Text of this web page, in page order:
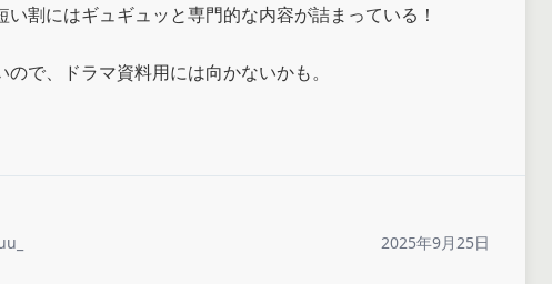
割にはギュギュッと専門的な内容が詰まっている！
で、ドラマ資料用には向かないかも。
2025年9月25日